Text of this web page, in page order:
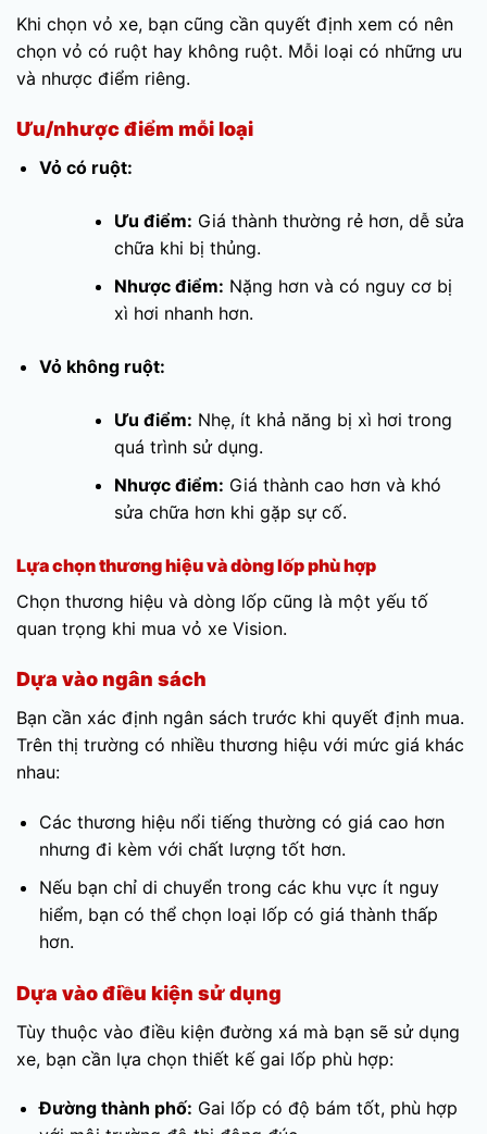
Khi chọn vỏ xe, bạn cũng cần quyết định xem có nên
chọn vỏ có ruột hay không ruột. Mỗi loại có những ưu
và nhược điểm riêng.
Ưu/nhược điểm mỗi loại
Vỏ có ruột:
Ưu điểm: Giá thành thường rẻ hơn, dễ sửa
chữa khi bị thủng.
Nhược điểm: Nặng hơn và có nguy cơ bị
xì hơi nhanh hơn.
Vỏ không ruột:
Ưu điểm: Nhẹ, ít khả năng bị xì hơi trong
quá trình sử dụng.
Nhược điểm: Giá thành cao hơn và khó
sửa chữa hơn khi gặp sự cố.
Lựa chọn thương hiệu và dòng lốp phù hợp
Chọn thương hiệu và dòng lốp cũng là một yếu tố
quan trọng khi mua vỏ xe Vision.
Dựa vào ngân sách
Bạn cần xác định ngân sách trước khi quyết định mua.
Trên thị trường có nhiều thương hiệu với mức giá khác
nhau:
Các thương hiệu nổi tiếng thường có giá cao hơn
nhưng đi kèm với chất lượng tốt hơn.
Nếu bạn chỉ di chuyển trong các khu vực ít nguy
hiểm, bạn có thể chọn loại lốp có giá thành thấp
hơn.
Dựa vào điều kiện sử dụng
Tùy thuộc vào điều kiện đường xá mà bạn sẽ sử dụng
xe, bạn cần lựa chọn thiết kế gai lốp phù hợp:
Đường thành phố: Gai lốp có độ bám tốt, phù hợp